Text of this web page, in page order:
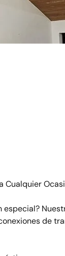
Cualquier
de